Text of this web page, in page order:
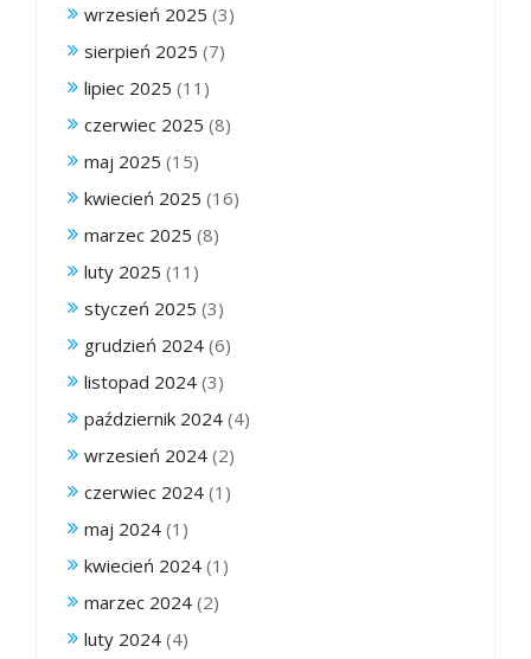
wrzesień 2025 (3)
sierpień 2025 (7)
lipiec 2025 (11)
czerwiec 2025 (8)
maj 2025 (15)
kwiecień 2025 (16)
marzec 2025 (8)
luty 2025 (11)
styczeń 2025 (3)
grudzień 2024 (6)
listopad 2024 (3)
październik 2024 (4)
wrzesień 2024 (2)
czerwiec 2024 (1)
maj 2024 (1)
kwiecień 2024 (1)
marzec 2024 (2)
luty 2024 (4)